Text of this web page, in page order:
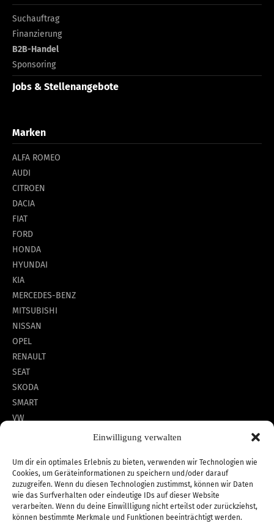
Einwilligung verwalten
Um dir ein optimales Erlebnis zu bieten, verwenden wir Technologien wie
Cookies, um Geräteinformationen zu speichern und/oder darauf
zuzugreifen. Wenn du diesen Technologien zustimmst, können wir Daten
wie das Surfverhalten oder eindeutige IDs auf dieser Website
verarbeiten. Wenn du deine Einwillligung nicht erteilst oder zurückziehst,
können bestimmte Merkmale und Funktionen beeinträchtigt werden.
Suchauftrag
Finanzierung
B2B-Handel
Sponsoring
Jobs & Stellenangebote
Marken
ALFA ROMEO
AUDI
CITROEN
DACIA
FIAT
FORD
HONDA
HYUNDAI
KIA
MERCEDES-BENZ
MITSUBISHI
NISSAN
OPEL
RENAULT
SEAT
SKODA
SMART
VW
*unverbindlichen Preisempfehlung des Herstellers am
Tag der Erstzulassung (Neupreis).